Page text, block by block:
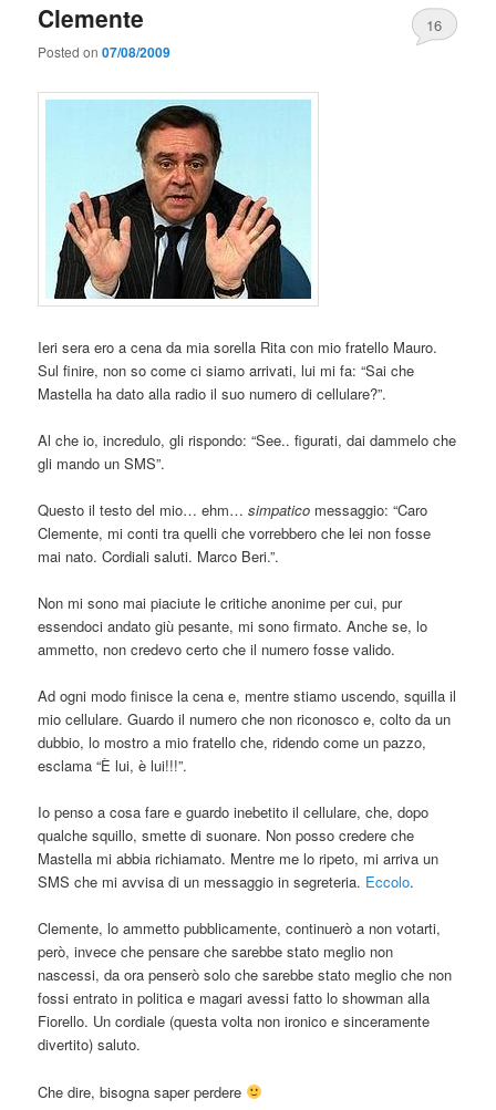
Clemente
Posted on07/08/2009
16
Ieri sera ero a cena da mia sorella Rita con mio fratello Mauro.
Sul finire, non so come ci siamo arrivati, lui mi fa: “Sai che
Mastella ha dato alla radio il suo numero di cellulare?”.
Al che io, incredulo, gli rispondo: “See.. figurati, dai dammelo che
gli mando un SMS”.
Questo il testo del mio… ehm…simpatico messaggio: “Caro
Clemente, mi conti tra quelli che vorrebbero che lei non fosse
mai nato. Cordiali saluti. Marco Beri.”.
Non mi sono mai piaciute le critiche anonime per cui, pur
essendoci andato giù pesante, mi sono firmato. Anche se, lo
ammetto, non credevo certo che il numero fosse valido.
Ad ogni modo finisce la cena e, mentre stiamo uscendo, squilla il
mio cellulare. Guardo il numero che non riconosco e, colto da un
dubbio, lo mostro a mio fratello che, ridendo come un pazzo,
esclama “È lui, è lui!!!”.
Io penso a cosa fare e guardo inebetito il cellulare, che, dopo
qualche squillo, smette di suonare. Non posso credere che
Mastella mi abbia richiamato. Mentre me lo ripeto, mi arriva un
SMS che mi avvisa di un messaggio in segreteria. Eccolo.
Clemente, lo ammetto pubblicamente, continuerò a non votarti,
però, invece che pensare che sarebbe stato meglio non
nascessi, da ora penserò solo che sarebbe stato meglio che non
fossi entrato in politica e magari avessi fatto lo showman alla
Fiorello. Un cordiale (questa volta non ironico e sinceramente
divertito) saluto.
Che dire, bisogna saper perdere